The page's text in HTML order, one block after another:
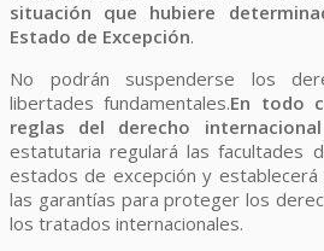
situación que hubiere
Estado de Excepción.
No podrán suspenderse los
libertades fundamentales.En todo
reglas del derecho
estatutaria regulará las facultades
estados de excepción y
las garantías para proteger los
los tratados internacionales.